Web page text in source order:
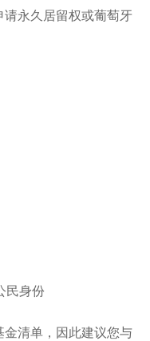
永久居留权或葡萄牙
民身份
清单，因此建议您与